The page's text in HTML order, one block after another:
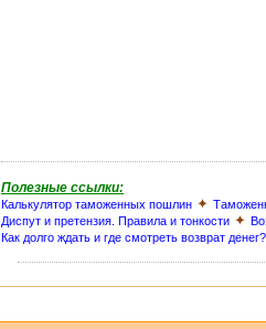
Полезные ссылки:
Калькулятор таможенных пошлин ✦
Диспут и претензия. Правила и тонкости ✦
Как долго ждать и где смотреть возврат денег?